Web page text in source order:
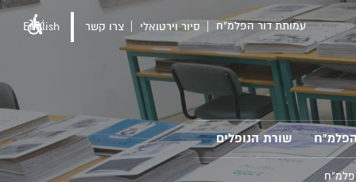
עמותת דור הפלמ"ח סיור וירטואלי צרו קשר English
שורת הנופלים